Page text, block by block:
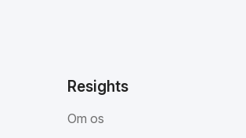
Resights
Om os